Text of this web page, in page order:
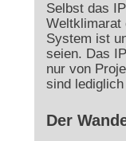
Selbst das
Weltklimarat
System ist
seien. Das
nur von
sind
Der